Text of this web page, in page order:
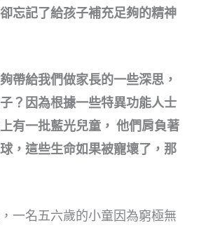
忘記了給孩子補充足夠的精神
帶給我們做家長的一些深思，
？因為根據一些特異功能人士
有一批藍光兒童， 他們肩負著
，這些生命如果被寵壞了，那
一名五六歲的小童因為窮極無